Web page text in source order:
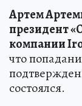
Артем
президент
компании
что
состоялся.